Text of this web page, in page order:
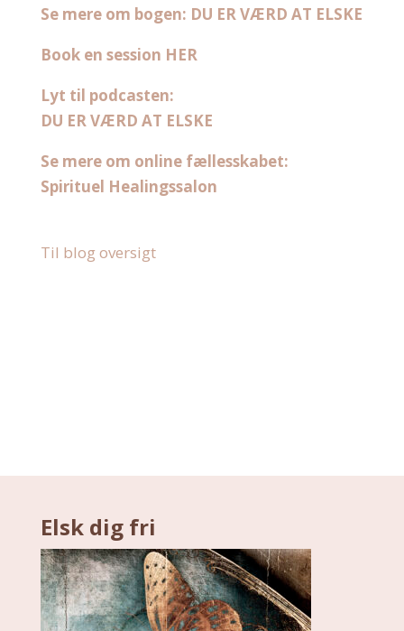
Se mere om bogen: DU ER VÆRD AT ELSKE
Book en session HER
Lyt til podcasten:
DU ER VÆRD AT ELSKE
Se mere om online fællesskabet:
Spirituel Healingssalon
Til blog oversigt
Elsk dig fri